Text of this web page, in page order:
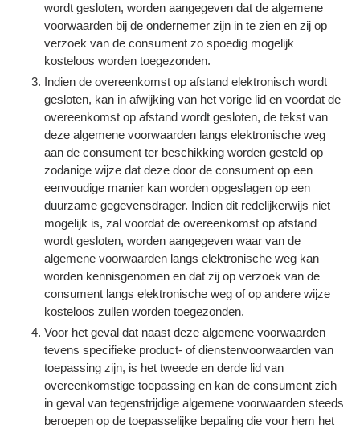
wordt gesloten, worden aangegeven dat de algemene
voorwaarden bij de ondernemer zijn in te zien en zij op
verzoek van de consument zo spoedig mogelijk
kosteloos worden toegezonden.
Indien de overeenkomst op afstand elektronisch wordt
gesloten, kan in afwijking van het vorige lid en voordat de
overeenkomst op afstand wordt gesloten, de tekst van
deze algemene voorwaarden langs elektronische weg
aan de consument ter beschikking worden gesteld op
zodanige wijze dat deze door de consument op een
eenvoudige manier kan worden opgeslagen op een
duurzame gegevensdrager. Indien dit redelijkerwijs niet
mogelijk is, zal voordat de overeenkomst op afstand
wordt gesloten, worden aangegeven waar van de
algemene voorwaarden langs elektronische weg kan
worden kennisgenomen en dat zij op verzoek van de
consument langs elektronische weg of op andere wijze
kosteloos zullen worden toegezonden.
Voor het geval dat naast deze algemene voorwaarden
tevens specifieke product- of dienstenvoorwaarden van
toepassing zijn, is het tweede en derde lid van
overeenkomstige toepassing en kan de consument zich
in geval van tegenstrijdige algemene voorwaarden steeds
beroepen op de toepasselijke bepaling die voor hem het